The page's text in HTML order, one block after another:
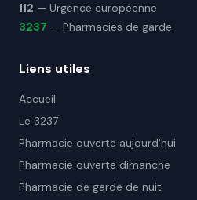
112 — Urgence européenne
3237 — Pharmacies de garde
Liens utiles
Accueil
Le 3237
Pharmacie ouverte aujourd'hui
Pharmacie ouverte dimanche
Pharmacie de garde de nuit